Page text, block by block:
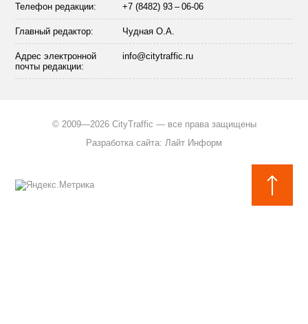
Телефон редакции: +7 (8482) 93 – 06-06
Главный редактор: Чудная О.А.
Адрес электронной
почты редакции:
info@citytraffic.ru
©2009—2026 CityTraffic — все права защищены
Разработка сайта: Лайт Информ